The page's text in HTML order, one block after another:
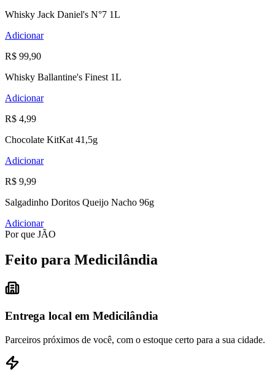
Whisky Jack Daniel's N°7 1L
Adicionar
R$ 99,90
Whisky Ballantine's Finest 1L
Adicionar
R$ 4,99
Chocolate KitKat 41,5g
Adicionar
R$ 9,99
Salgadinho Doritos Queijo Nacho 96g
Adicionar
Por que JÃO
Feito para Medicilândia
Entrega local em Medicilândia
Parceiros próximos de você, com o estoque certo para a sua cidade.